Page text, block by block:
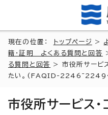
現在の位置： トップページ >
籍・証明 よくある質問と回答
る質問と回答
> 市役所サービ
たい。(FAQID-2246~2249
市役所サービス